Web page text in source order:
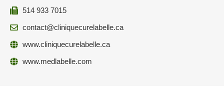
514 933 7015
contact@cliniquecurelabelle.ca
www.cliniquecurelabelle.ca
www.medlabelle.com